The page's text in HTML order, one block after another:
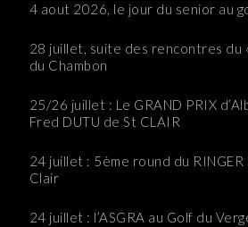
4 aout 2026, le jour du senior au
28 juillet, suite des rencontres du
du Chambon
25/26 juillet : Le GRAND PRIX
Fred DUTU de St CLAIR
24 juillet : 5ème round du RINGER
Clair
24 juillet : l’ASGRA au Golf du